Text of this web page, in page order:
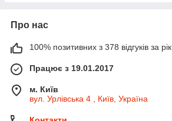
Про нас
100% позитивних з 378 відгуків за рік
Працює з 19.01.2017
м. Київ
вул. Урлівська 4 , Київ, Україна